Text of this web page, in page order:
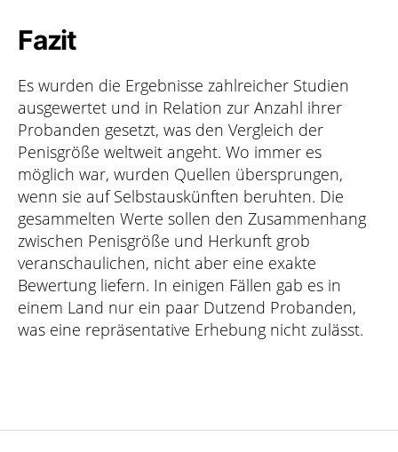
Fazit
Es wurden die Ergebnisse zahlreicher Studien
ausgewertet und in Relation zur Anzahl ihrer
Probanden gesetzt, was den Vergleich der
Penisgröße weltweit angeht. Wo immer es
möglich war, wurden Quellen übersprungen,
wenn sie auf Selbstauskünften beruhten. Die
gesammelten Werte sollen den Zusammenhang
zwischen Penisgröße und Herkunft grob
veranschaulichen, nicht aber eine exakte
Bewertung liefern. In einigen Fällen gab es in
einem Land nur ein paar Dutzend Probanden,
was eine repräsentative Erhebung nicht zulässt.